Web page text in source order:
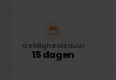
Geldigheidsduur
15 dagen